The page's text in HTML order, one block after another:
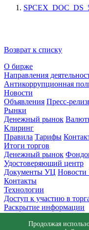
Возврат к списку
О бирже
Направления
Антикоррупционная
Новости
Объявления Пресс-
Рынки
Денежный рынок
Клиринг
Правила Тарифы
Итоги торгов
Денежный рынок
Удостоверяющий центр
Документы УЦ
Контакты
Технологии
Доступ к участию в
Раскрытие информации
Обращения Заявка в
Продолжая